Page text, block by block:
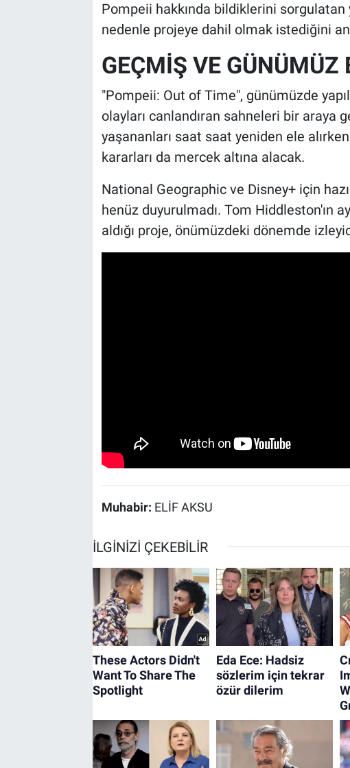
Pompeii hakkında bildiklerini sorgulatan
nedenle projeye dahil olmak istediğini
GEÇMİŞ VE GÜNÜMÜZ
"Pompeii: Out of Time", günümüzde
olayları canlandıran sahneleri bir araya
yaşananları saat saat yeniden ele
kararları da mercek altına alacak.
National Geographic ve Disney+ için
henüz duyurulmadı. Tom Hiddleston'ın
aldığı proje, önümüzdeki dönemde
Muhabir: ELİF AKSU